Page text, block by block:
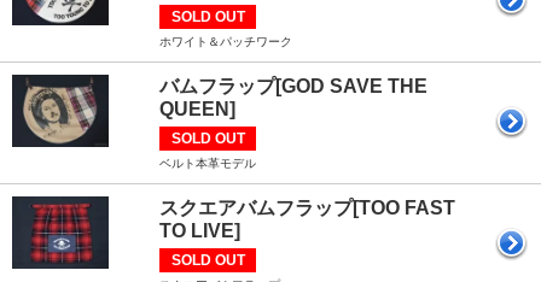
SOLD OUT
ホワイト＆パッチワーク
バムフラップ[GOD SAVE THE
QUEEN]
SOLD OUT
ベルト本革モデル
スクエアバムフラップ[TOO FAST
TO LIVE]
SOLD OUT